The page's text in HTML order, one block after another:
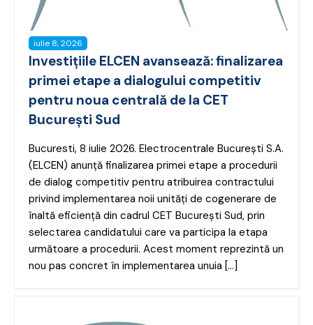
iulie 8, 2026
Investițiile ELCEN avansează: finalizarea
primei etape a dialogului competitiv
pentru noua centrală de la CET
București Sud
Bucuresti, 8 iulie 2026. Electrocentrale București S.A.
(ELCEN) anunță finalizarea primei etape a procedurii
de dialog competitiv pentru atribuirea contractului
privind implementarea noii unități de cogenerare de
înaltă eficiență din cadrul CET București Sud, prin
selectarea candidatului care va participa la etapa
următoare a procedurii. Acest moment reprezintă un
nou pas concret în implementarea unuia […]